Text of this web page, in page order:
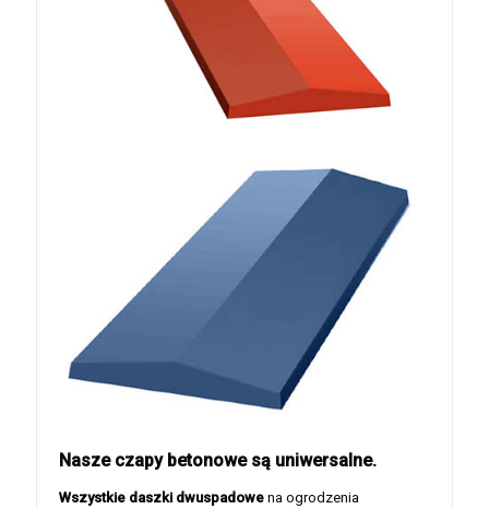
Nasze czapy betonowe są uniwersalne.
Wszystkie daszki dwuspadowe na ogrodzenia